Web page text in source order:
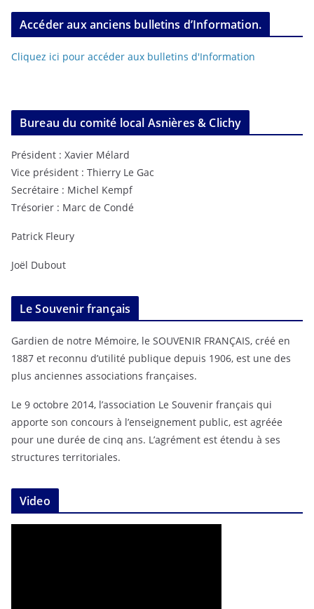
Accéder aux anciens bulletins d’Information.
Cliquez ici pour accéder aux bulletins d'Information
Bureau du comité local Asnières & Clichy
Président : Xavier Mélard
Vice président : Thierry Le Gac
Secrétaire : Michel Kempf
Trésorier : Marc de Condé
Patrick Fleury
Joël Dubout
Le Souvenir français
Gardien de notre Mémoire, le SOUVENIR FRANÇAIS, créé en
1887 et reconnu d’utilité publique depuis 1906, est une des
plus anciennes associations françaises.
Le 9 octobre 2014, l’association Le Souvenir français qui
apporte son concours à l’enseignement public, est agréée
pour une durée de cinq ans. L’agrément est étendu à ses
structures territoriales.
Video